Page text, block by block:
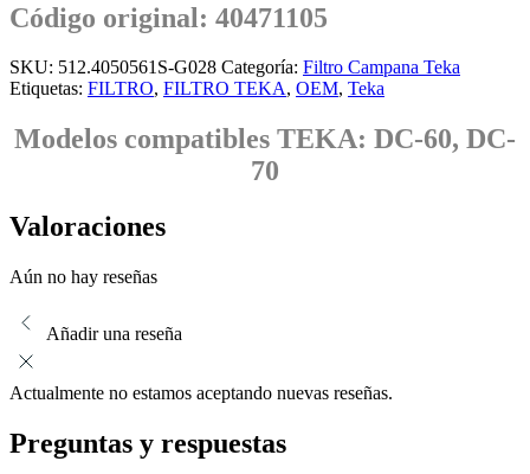
Código original: 40471105
SKU: 512.4050561S-G028 Categoría: Filtro Campana Teka
Etiquetas: FILTRO, FILTRO TEKA, OEM, Teka
Modelos compatibles TEKA: DC-60, DC-
70
Valoraciones
Aún no hay reseñas
Añadir una reseña
Actualmente no estamos aceptando nuevas reseñas.
Preguntas y respuestas